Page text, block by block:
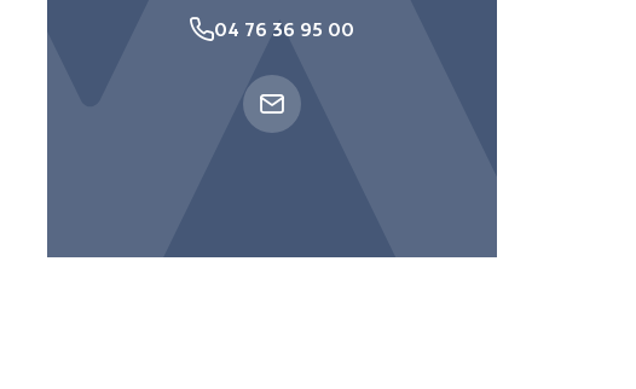
04 76 36 95 00